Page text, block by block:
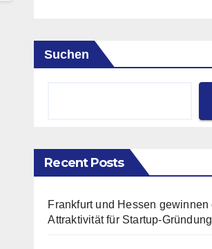
Suchen
Recent Posts
Frankfurt und Hessen gewinnen
Attraktivität für Startup-